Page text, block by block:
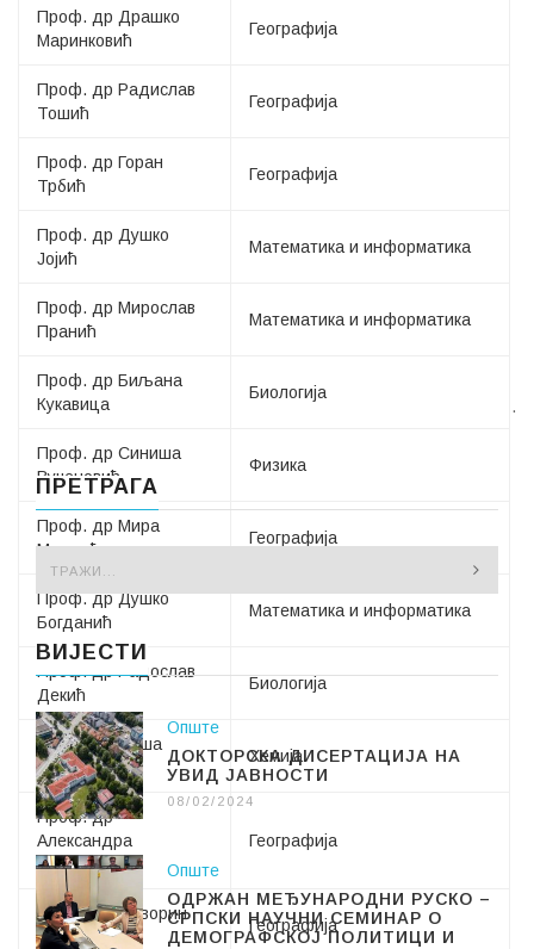
Проф. др Драшко
Маринковић
Географија
Проф. др Радислав
Тошић
Географија
Проф. др Горан
Трбић
Географија
Проф. др Душко
Јојић
Математика и информатика
Проф. др Мирослав
Пранић
Математика и информатика
Проф. др Биљана
Кукавица
Биологија
Проф. др Синиша
Вученовић
Физика
Проф. др Мира
Мандић
Географија
Проф. др Душко
Богданић
Математика и информатика
Проф. др Радослав
Декић
Биологија
Проф. др Саша
Зељковић
Хемија
Проф. др
Александра
Петрашевић
Географија
Проф. др Даворин
Бајић
Географија
.
ПРЕТРАГА
ВИЈЕСТИ
Опште
ДОКТОРСКА ДИСЕРТАЦИЈА НА
УВИД ЈАВНОСТИ
08/02/2024
Опште
ОДРЖАН МЕЂУНАРОДНИ РУСКО –
СРПСКИ НАУЧНИ СЕМИНАР О
ДЕМОГРАФСКОЈ ПОЛИТИЦИ И